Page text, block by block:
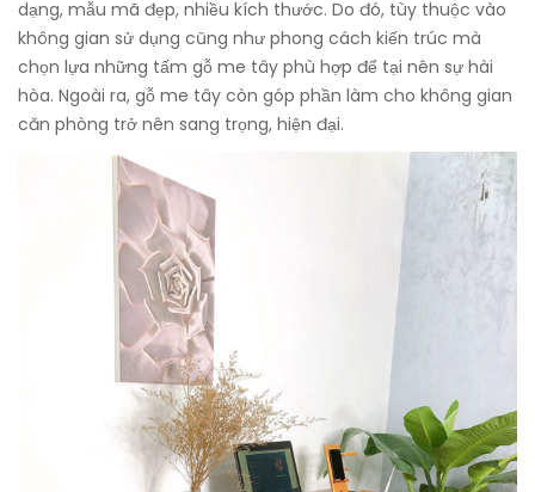
dạng, mẫu mã đẹp, nhiều kích thước. Do đó, tùy thuộc vào
không gian sử dụng cũng như phong cách kiến trúc mà
chọn lựa những tấm gỗ me tây phù hợp để tại nên sự hài
hòa. Ngoài ra, gỗ me tây còn góp phần làm cho không gian
căn phòng trở nên sang trọng, hiện đại.